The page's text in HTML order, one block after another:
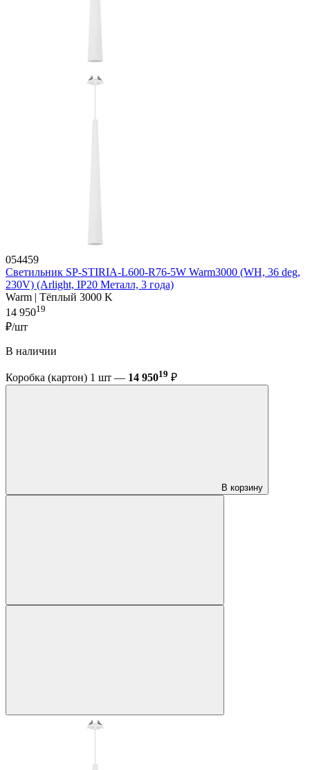
054459
Светильник SP-STIRIA-L600-R76-5W Warm3000 (WH, 36 deg,
230V) (Arlight, IP20 Металл, 3 года)
Warm | Тёплый 3000 K
14 95019
₽/шт
В наличии
Коробка (картон) 1 шт — 14 95019 ₽
В корзину